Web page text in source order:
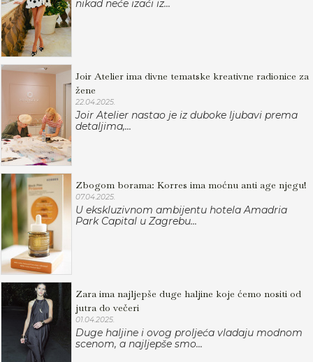
nikad neće izaći iz...
Joir Atelier ima divne tematske kreativne radionice za
žene
22.04.2025.
Joir Atelier nastao je iz duboke ljubavi prema
detaljima,...
Zbogom borama: Korres ima moćnu anti age njegu!
07.04.2025.
U ekskluzivnom ambijentu hotela Amadria
Park Capital u Zagrebu...
Zara ima najljepše duge haljine koje ćemo nositi od
jutra do večeri
01.04.2025.
Duge haljine i ovog proljeća vladaju modnom
scenom, a najljepše smo...